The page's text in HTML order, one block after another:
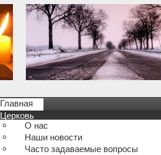
Главная
Церковь
О нас
Наши новости
Часто задаваемые вопросы